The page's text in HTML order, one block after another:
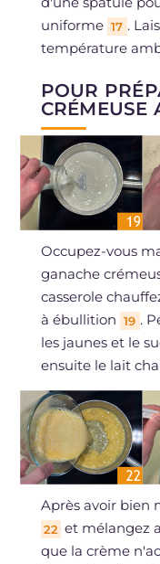
uniforme 17 .
température
POUR
CRÉMEUSE
Occupez-vous
ganache
casserole
à ébullition 19 .
les jaunes et le
ensuite le lait
Après avoir bien
22 et mélangez
que la crème